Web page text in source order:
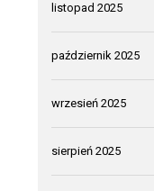
listopad 2025
październik 2025
wrzesień 2025
sierpień 2025